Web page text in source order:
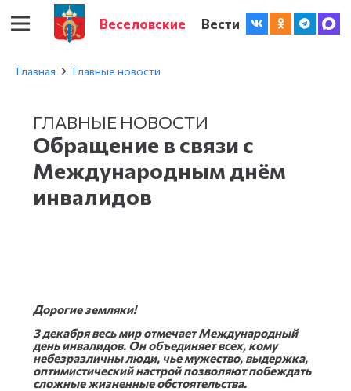
Веселовские Вести
Главная Главные новости
ГЛАВНЫЕ НОВОСТИ
Обращение в связи с
Международным днём
инвалидов
Дорогие земляки!
3 декабря весь мир отмечает Международный
день инвалидов. Он объединяет всех, кому
небезразличны люди, чье мужество, выдержка,
оптимистический настрой позволяют побеждать
сложные жизненные обстоятельства.